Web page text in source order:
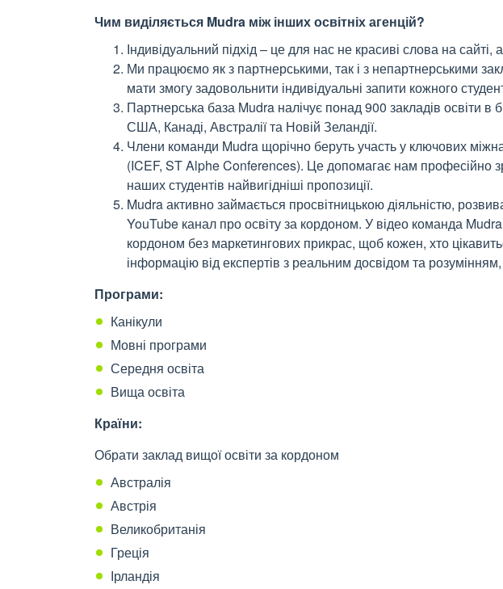
Чим виділяється Mudra між інших освітніх агенцій?
Індивідуальний підхід – це для нас не красиві слова на сайті,
Ми працюємо як з партнерськими, так і з непартнерськими
мати змогу задовольнити індивідуальні запити кожного
Партнерська база Mudra налічує понад 900 закладів освіти в
США, Канаді, Австралії та Новій Зеландії.
Члени команди Mudra щорічно беруть участь у ключових
(ICEF, ST Alphe Conferences). Це допомагає нам професійно
наших студентів найвигідніші пропозиції.
Mudra активно займається просвітницькою діяльністю,
YouTube канал про освіту за кордоном. У відео команда
кордоном без маркетингових прикрас, щоб кожен, хто
інформацію від експертів з реальним досвідом та
Програми:
Канікули
Мовні програми
Середня освіта
Вища освіта
Країни:
Обрати заклад вищої освіти за кордоном
Австралія
Австрія
Великобританія
Греція
Ірландія